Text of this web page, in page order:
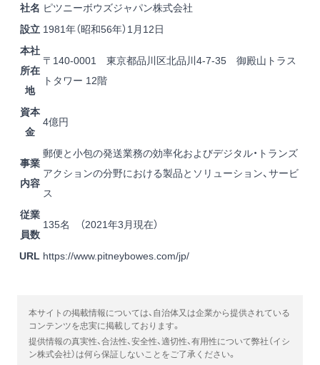
社名 ピツニーボウズジャパン株式会社
設立 1981年（昭和56年）1月12日
本社
所在
地
〒140-0001 東京都品川区北品川4-7-35 御殿山トラス
トタワー 12階
資本
金
4億円
事業
内容
郵便と小包の発送業務の効率化およびデジタル・トランズ
アクションの分野における製品とソリューション、サービ
ス
従業
員数
135名 （2021年3月現在）
URL https://www.pitneybowes.com/jp/
本サイトの掲載情報については、自治体又は企業から提供されている
コンテンツを忠実に掲載しております。
提供情報の真実性、合法性、安全性、適切性、有用性について弊社（イシ
ン株式会社）は何ら保証しないことをご了承ください。